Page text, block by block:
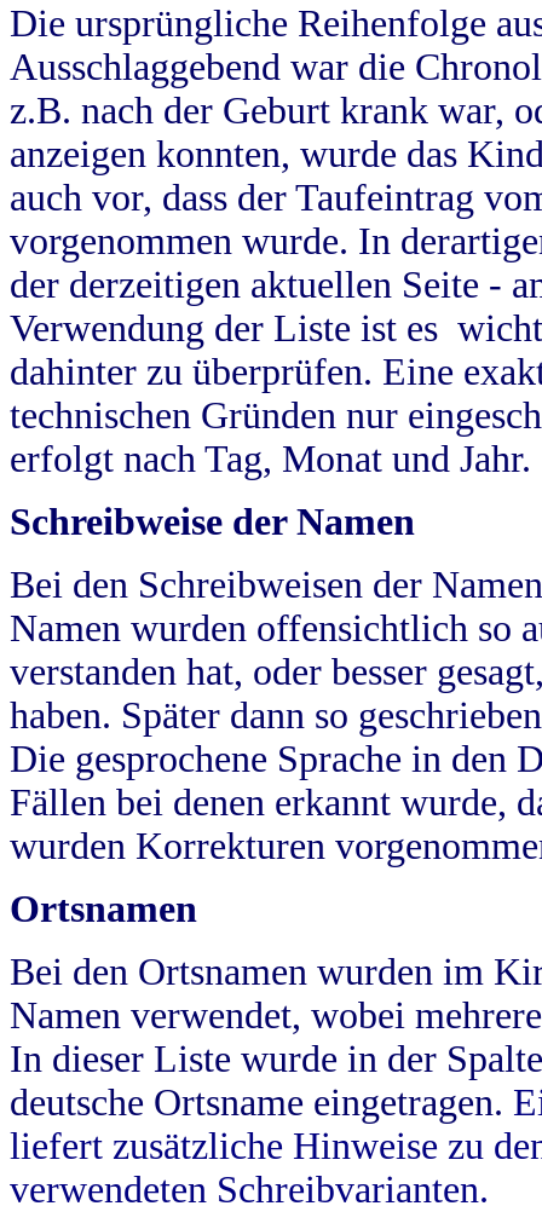
Die ursprüngliche Reihenfolge
Ausschlaggebend war die
z.B. nach der Geburt krank war,
anzeigen konnten, wurde das
auch vor, dass der Taufeintrag
vorgenommen wurde. In
der derzeitigen aktuellen Seite -
Verwendung der Liste ist es
dahinter zu überprüfen. Eine
technischen Gründen nur
erfolgt nach Tag, Monat und Jahr.
Schreibweise der Namen
Bei den Schreibweisen der
Namen wurden offensichtlich so
verstanden hat, oder besser
haben. Später dann so
Die gesprochene Sprache in
Fällen bei denen erkannt wurde,
wurden Korrekturen
Ortsnamen
Bei den Ortsnamen wurden im
Namen verwendet, wobei
In dieser Liste wurde in der
deutsche Ortsname eingetragen.
liefert zusätzliche Hinweise zu
verwendeten Schreibvarianten.